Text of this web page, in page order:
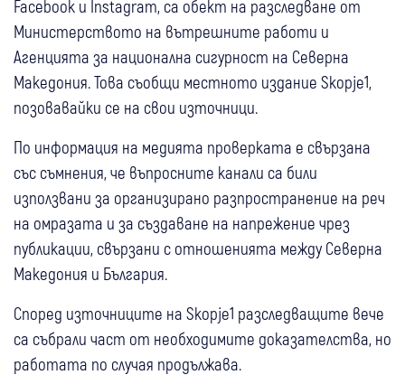
Facebook и Instagram, са обект на разследване от
Министерството на вътрешните работи и
Агенцията за национална сигурност на Северна
Македония. Това съобщи местното издание Skopje1,
позовавайки се на свои източници.
По информация на медията проверката е свързана
със съмнения, че въпросните канали са били
използвани за организирано разпространение на реч
на омразата и за създаване на напрежение чрез
публикации, свързани с отношенията между Северна
Македония и България.
Според източниците на Skopje1 разследващите вече
са събрали част от необходимите доказателства, но
работата по случая продължава.